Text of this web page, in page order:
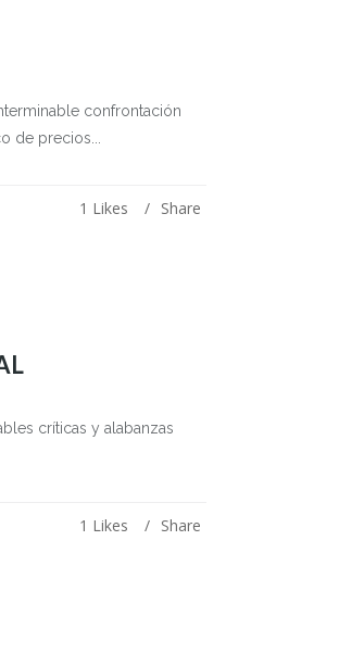
confrontación
de precios...
Share
1 Likes
críticas y alabanzas
Share
1 Likes